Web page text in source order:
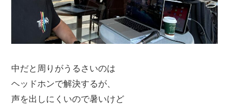
中だと周りがうるさいのは
ヘッドホンで解決するが、
声を出しにくいので暑いけど